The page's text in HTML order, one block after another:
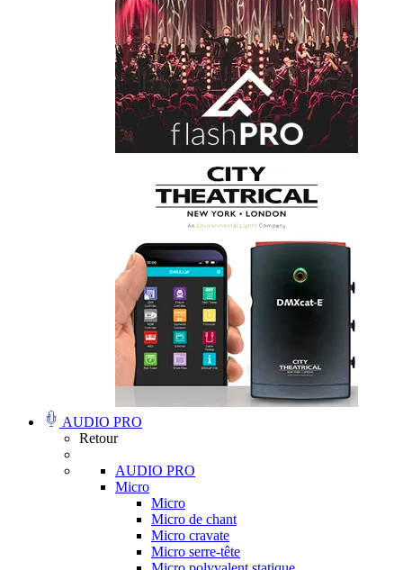
AUDIO PRO
Retour
AUDIO PRO
Micro
Micro
Micro de chant
Micro cravate
Micro serre-tête